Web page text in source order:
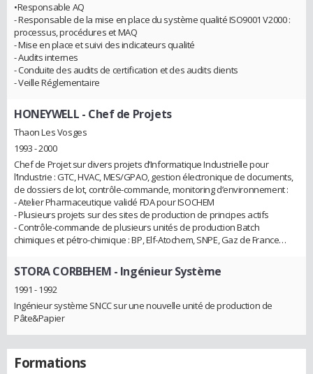
•Responsable AQ
- Responsable de la mise en place du système qualité ISO9001 V2000 :
processus, procédures et MAQ
- Mise en place et suivi des indicateurs qualité
- Audits internes
- Conduite des audits de certification et des audits clients
- Veille Réglementaire
HONEYWELL - Chef de Projets
Thaon Les Vosges
1993 - 2000
Chef de Projet sur divers projets d’Informatique Industrielle pour
l’Industrie : GTC, HVAC, MES/GPAO, gestion électronique de documents,
de dossiers de lot, contrôle-commande, monitoring d’environnement :
- Atelier Pharmaceutique validé FDA pour ISOCHEM
- Plusieurs projets sur des sites de production de principes actifs
- Contrôle-commande de plusieurs unités de production Batch
chimiques et pétro-chimique : BP, Elf-Atochem, SNPE, Gaz de France…
STORA CORBEHEM - Ingénieur Système
1991 - 1992
Ingénieur système SNCC sur une nouvelle unité de production de
Pâte&Papier
Formations